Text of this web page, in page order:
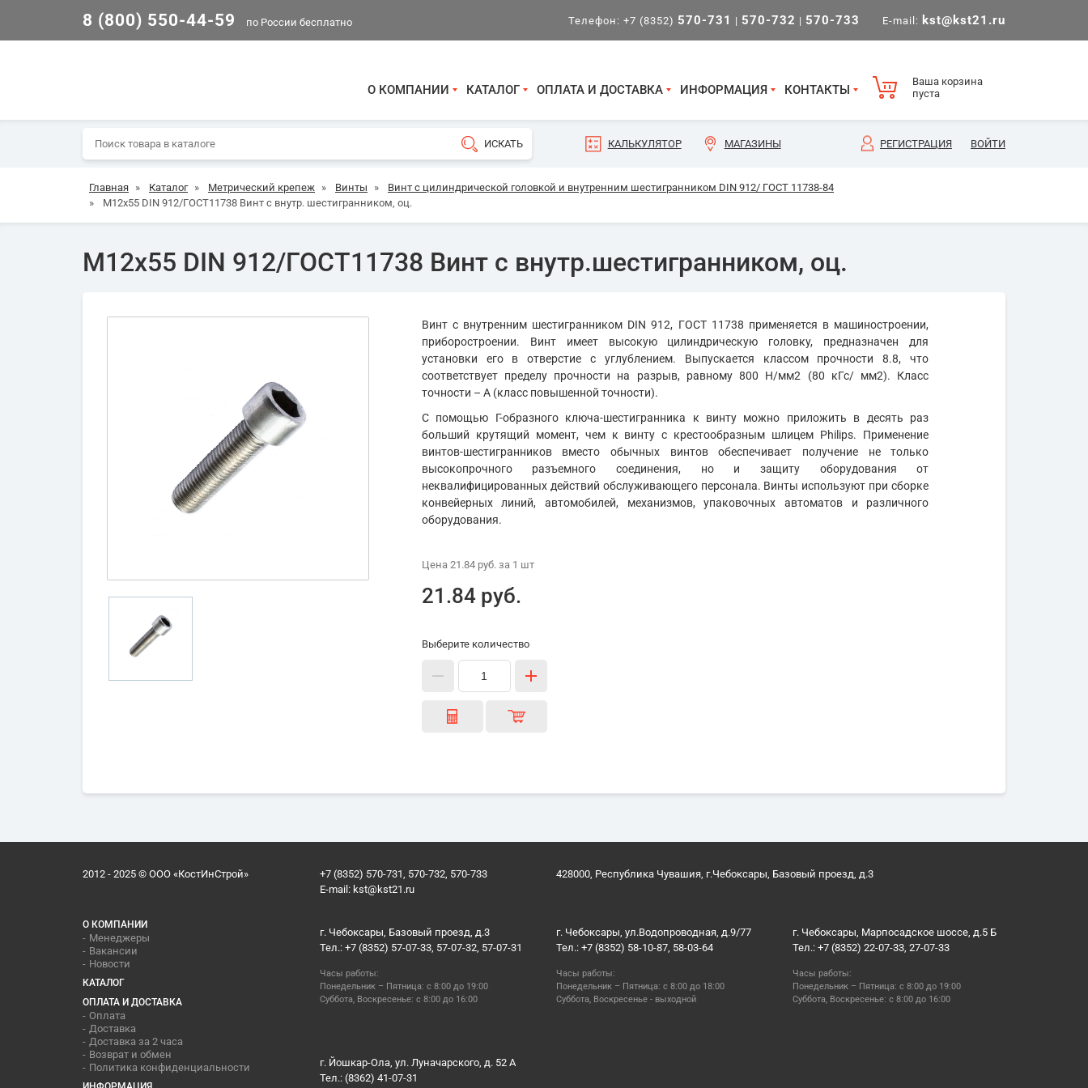
8 (800) 550-44-59 по России бесплатно Телефон: +7 (8352) 570-731 | 570-732 | 570-733 E-mail: kst@kst21.ru
О КОМПАНИИ КАТАЛОГ ОПЛАТА И ДОСТАВКА ИНФОРМАЦИЯ КОНТАКТЫ
Ваша корзина
пуста
КАЛЬКУЛЯТОР МАГАЗИНЫ РЕГИСТРАЦИЯ ВОЙТИ
Главная » Каталог » Метрический крепеж » Винты »
Винт с цилиндрической головкой и внутренним шестигранником DIN 912/ ГОСТ 11738-84
»
М12х55 DIN 912/ГОСТ11738 Винт с внутр. шестигранником, оц.
М12х55 DIN 912/ГОСТ11738 Винт с внутр.шестигранником, оц.
Винт с внутренним шестигранником DIN 912, ГОСТ 11738 применяется в машиностроении,
приборостроении. Винт имеет высокую цилиндрическую головку, предназначен для
установки его в отверстие с углублением. Выпускается классом прочности 8.8, что
соответствует пределу прочности на разрыв, равному 800 Н/мм2 (80 кГс/ мм2). Класс
точности – А (класс повышенной точности).
С помощью Г-образного ключа-шестигранника к винту можно приложить в десять раз
больший крутящий момент, чем к винту с крестообразным шлицем Philips. Применение
винтов-шестигранников вместо обычных винтов обеспечивает получение не только
высокопрочного разъемного соединения, но и защиту оборудования от
неквалифицированных действий обслуживающего персонала. Винты используют при сборке
конвейерных линий, автомобилей, механизмов, упаковочных автоматов и различного
оборудования.
Цена 21.84 руб.за 1 шт
21.84 руб.
Выберите количество
2012 - 2025 © ООО «КостИнСтрой»
+7 (8352) 570-731, 570-732, 570-733
E-mail: kst@kst21.ru
428000, Республика Чувашия, г.Чебоксары, Базовый проезд, д.3
О КОМПАНИИ
Менеджеры
Вакансии
Новости
КАТАЛОГ
ОПЛАТА И ДОСТАВКА
Оплата
Доставка
Доставка за 2 часа
Возврат и обмен
Политика конфиденциальности
г. Чебоксары, Базовый проезд, д.3
Тел.: +7 (8352) 57-07-33, 57-07-32, 57-07-31
Часы работы:
Понедельник – Пятница: с 8:00 до 19:00
Суббота, Воскресенье: с 8:00 до 16:00
г. Чебоксары, ул.Водопроводная, д.9/77
Тел.: +7 (8352) 58-10-87, 58-03-64
Часы работы:
Понедельник – Пятница: с 8:00 до 18:00
Суббота, Воскресенье - выходной
г. Чебоксары, Марпосадское шоссе, д.5 Б
Тел.: +7 (8352) 22-07-33, 27-07-33
Часы работы:
Понедельник – Пятница: с 8:00 до 19:00
Суббота, Воскресенье: с 8:00 до 16:00
г. Йошкар-Ола, ул. Луначарского, д. 52 А
Тел.: (8362) 41-07-31